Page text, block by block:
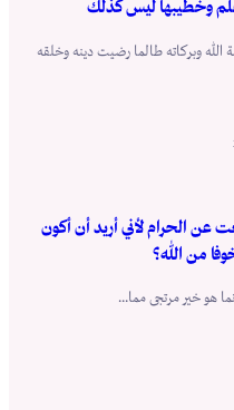
وخطيبها ليس كذلك
الله وبركاته طالما رضيت دينه وخلقه
عن الحرام لأني أريد أن أكون
من الله؟
هو خير مرتجى مما...